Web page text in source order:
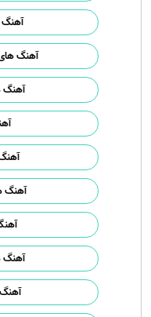
آهنگ
آهنگ
آهنگ
آهنگ